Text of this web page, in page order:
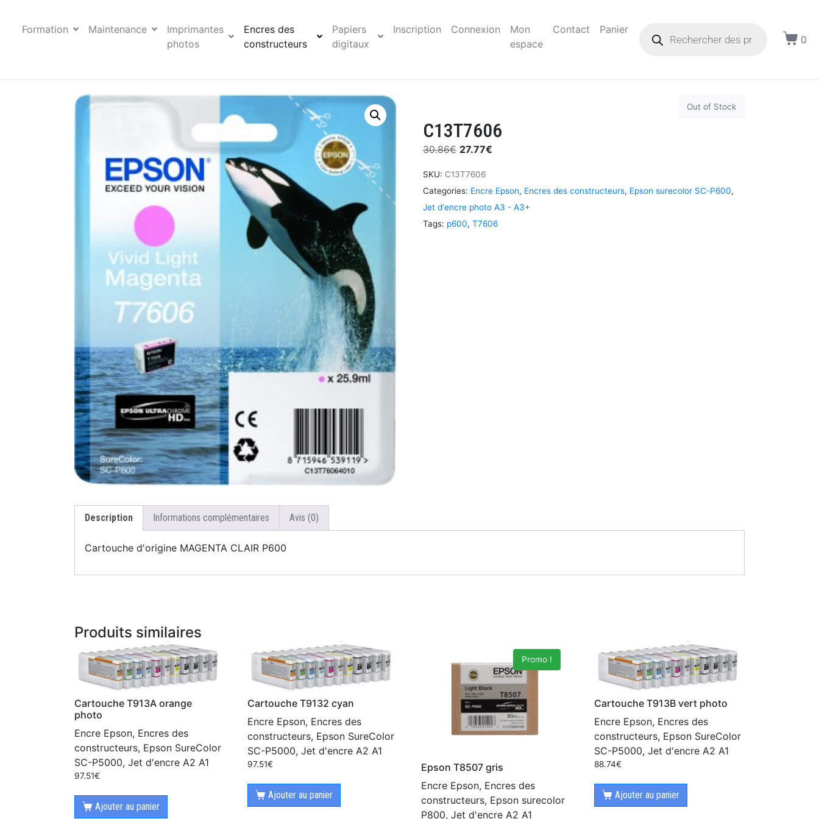
Formation Maintenance
Imprimantes
photos
Encres des
constructeurs
Papiers
digitaux
Inscription Connexion
Mon
espace
Contact
Panier
0
Out of Stock
C13T7606
30.86€ 27.77€
SKU: C13T7606
Categories: Encre Epson, Encres des constructeurs, Epson surecolor SC-P600,
Jet d'encre photo A3 - A3+
Tags: p600, T7606
Description Informations complémentaires Avis (0)
Cartouche d'origine MAGENTA CLAIR P600
Produits similaires
Cartouche T913A orange
photo
Encre Epson, Encres des
constructeurs, Epson SureColor
SC-P5000, Jet d'encre A2 A1
97.51€
Ajouter au panier
Cartouche T9132 cyan
Encre Epson, Encres des
constructeurs, Epson SureColor
SC-P5000, Jet d'encre A2 A1
97.51€
Ajouter au panier
Promo !
Epson T8507 gris
Encre Epson, Encres des
constructeurs, Epson surecolor
P800, Jet d'encre A2 A1
Cartouche T913B vert photo
Encre Epson, Encres des
constructeurs, Epson SureColor
SC-P5000, Jet d'encre A2 A1
88.74€
Ajouter au panier